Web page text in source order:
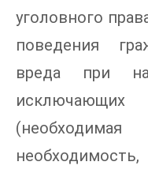
уголовного
поведения
вреда при
исключающих